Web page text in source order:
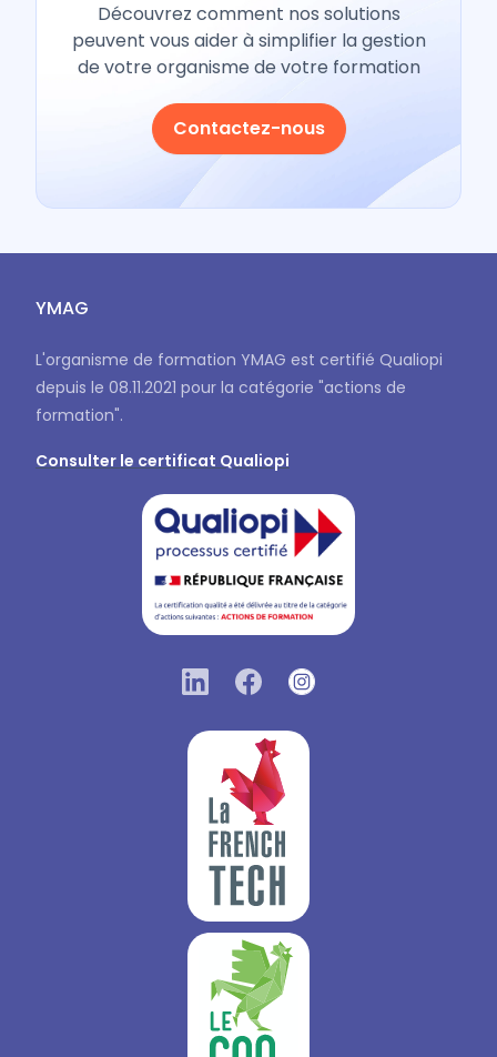
Découvrez comment nos solutions
peuvent vous aider à simplifier la gestion
de votre organisme de votre formation
Contactez-nous
YMAG
L'organisme de formation YMAG est certifié Qualiopi
depuis le 08.11.2021 pour la catégorie "actions de
formation".
Consulter le certificat Qualiopi